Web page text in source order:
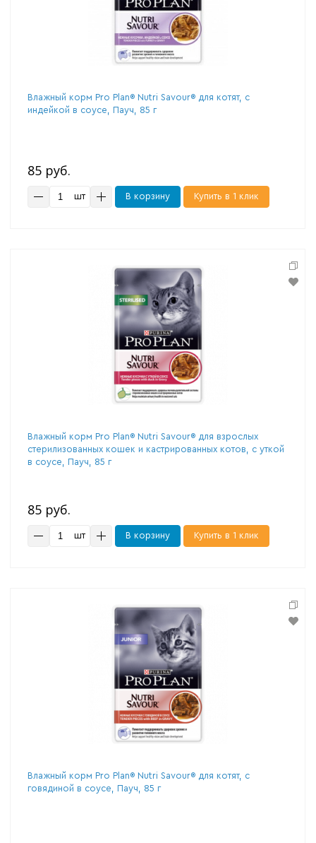
Влажный корм Pro Plan® Nutri Savour® для котят, с
индейкой в соусе, Пауч, 85 г
85 руб.
шт В корзину Купить в 1 клик
Влажный корм Pro Plan® Nutri Savour® для взрослых
стерилизованных кошек и кастрированных котов, с уткой
в соусе, Пауч, 85 г
85 руб.
шт В корзину Купить в 1 клик
Влажный корм Pro Plan® Nutri Savour® для котят, с
говядиной в соусе, Пауч, 85 г